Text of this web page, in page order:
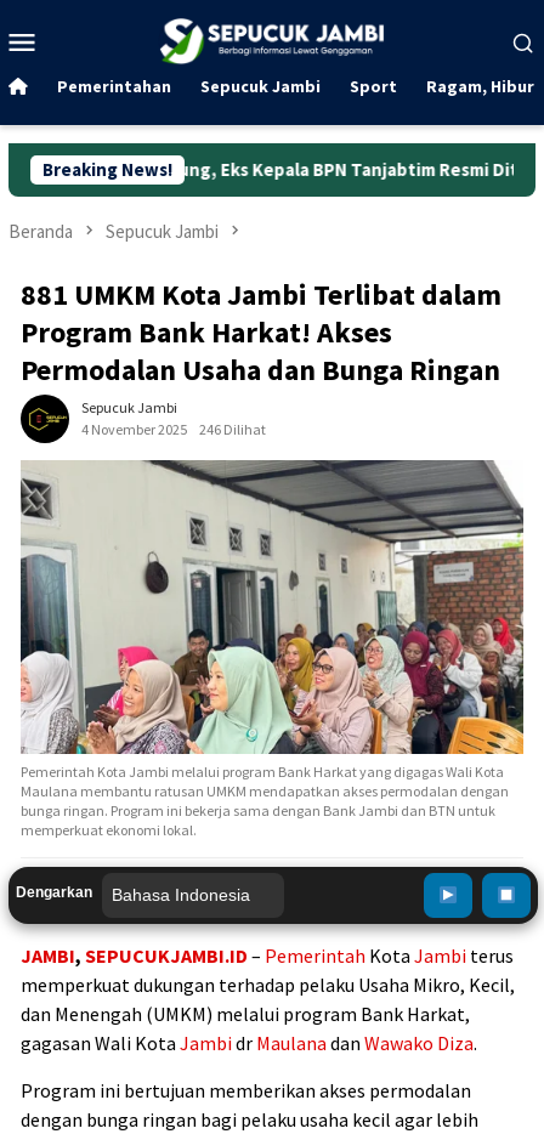
ke
Mobile
Pemerintahan Sepucuk Jambi Sport Ragam,
Breaking News!
Eks Kepala BPN Tanjabtim Resmi Ditahan Dunia
Beranda Sepucuk Jambi
881 UMKM Kota Jambi Terlibat dalam
Program Bank Harkat! Akses
Permodalan Usaha dan Bunga Ringan
Sepucuk Jambi
4 November 2025
246 Dilihat
Pemerintah Kota Jambi melalui program Bank Harkat yang digagas Wali Kota
Maulana membantu ratusan UMKM mendapatkan akses permodalan dengan
bunga ringan. Program ini bekerja sama dengan Bank Jambi dan BTN untuk
memperkuat ekonomi lokal.
Dengarkan
JAMBI, SEPUCUKJAMBI.ID – Pemerintah Kota Jambi terus
memperkuat dukungan terhadap pelaku Usaha Mikro, Kecil,
dan Menengah (UMKM) melalui program Bank Harkat,
gagasan Wali Kota Jambidr Maulana dan Wawako Diza.
Program ini bertujuan memberikan akses permodalan
dengan bunga ringan bagi pelaku usaha kecil agar lebih